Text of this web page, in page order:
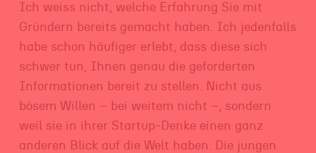
Ich weiss nicht, welche Erfahrung Sie mit
Gründern bereits gemacht haben. Ich jedenfalls
habe schon häufiger erlebt, dass diese sich
schwer tun, Ihnen genau die geforderten
Informationen bereit zu stellen. Nicht aus
bösem Willen – bei weitem nicht –, sondern
weil sie in ihrer Startup-Denke einen ganz
anderen Blick auf die Welt haben. Die jungen